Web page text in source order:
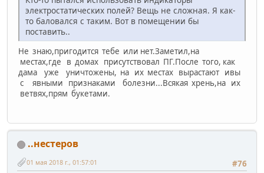
электростатических полей? Вещь не сложная. Я как-
то баловался с таким. Вот в помещении бы
поставить..
Не знаю,пригодится тебе или нет.Заметил,на
местах,где в домах присутствовал ПГ.После того, как
дама уже уничтожены, на их местах вырастают ивы
с явными признаками болезни...Всякая хрень,на их
ветвях,прям букетами.
..нестеров
#76
01 мая 2018 г., 01:57:01